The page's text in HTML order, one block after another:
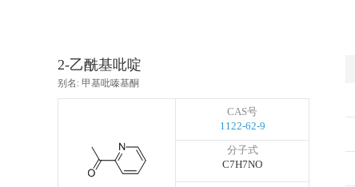
2-乙酰基吡啶
别名: 甲基吡嗪基酮
CAS号
1122-62-9
分子式
C7H7NO